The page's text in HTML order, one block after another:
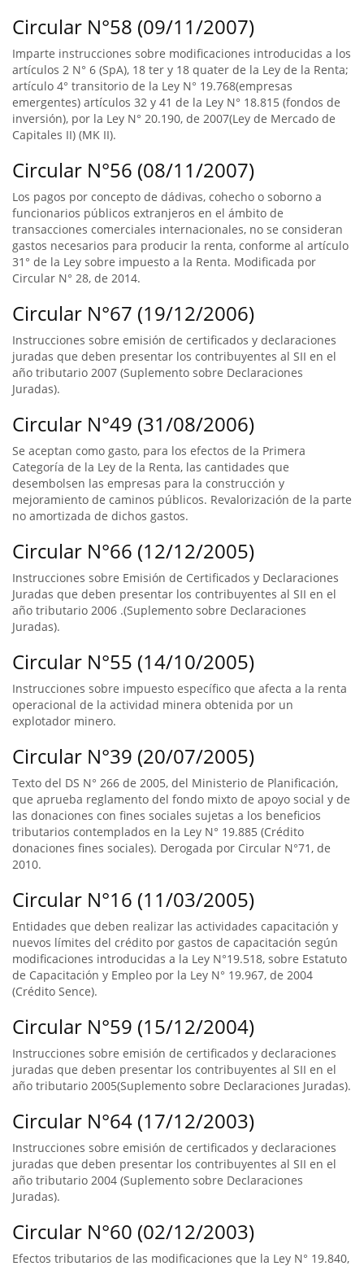
Circular N°58 (09/11/2007)
Imparte instrucciones sobre modificaciones introducidas a los
artículos 2 N° 6 (SpA), 18 ter y 18 quater de la Ley de la Renta;
artículo 4° transitorio de la Ley N° 19.768(empresas
emergentes) artículos 32 y 41 de la Ley N° 18.815 (fondos de
inversión), por la Ley N° 20.190, de 2007(Ley de Mercado de
Capitales II) (MK II).
Circular N°56 (08/11/2007)
Los pagos por concepto de dádivas, cohecho o soborno a
funcionarios públicos extranjeros en el ámbito de
transacciones comerciales internacionales, no se consideran
gastos necesarios para producir la renta, conforme al artículo
31° de la Ley sobre impuesto a la Renta. Modificada por
Circular N° 28, de 2014.
Circular N°67 (19/12/2006)
Instrucciones sobre emisión de certificados y declaraciones
juradas que deben presentar los contribuyentes al SII en el
año tributario 2007 (Suplemento sobre Declaraciones
Juradas).
Circular N°49 (31/08/2006)
Se aceptan como gasto, para los efectos de la Primera
Categoría de la Ley de la Renta, las cantidades que
desembolsen las empresas para la construcción y
mejoramiento de caminos públicos. Revalorización de la parte
no amortizada de dichos gastos.
Circular N°66 (12/12/2005)
Instrucciones sobre Emisión de Certificados y Declaraciones
Juradas que deben presentar los contribuyentes al SII en el
año tributario 2006 .(Suplemento sobre Declaraciones
Juradas).
Circular N°55 (14/10/2005)
Instrucciones sobre impuesto específico que afecta a la renta
operacional de la actividad minera obtenida por un
explotador minero.
Circular N°39 (20/07/2005)
Texto del DS N° 266 de 2005, del Ministerio de Planificación,
que aprueba reglamento del fondo mixto de apoyo social y de
las donaciones con fines sociales sujetas a los beneficios
tributarios contemplados en la Ley N° 19.885 (Crédito
donaciones fines sociales). Derogada por Circular N°71, de
2010.
Circular N°16 (11/03/2005)
Entidades que deben realizar las actividades capacitación y
nuevos límites del crédito por gastos de capacitación según
modificaciones introducidas a la Ley N°19.518, sobre Estatuto
de Capacitación y Empleo por la Ley N° 19.967, de 2004
(Crédito Sence).
Circular N°59 (15/12/2004)
Instrucciones sobre emisión de certificados y declaraciones
juradas que deben presentar los contribuyentes al SII en el
año tributario 2005(Suplemento sobre Declaraciones Juradas).
Circular N°64 (17/12/2003)
Instrucciones sobre emisión de certificados y declaraciones
juradas que deben presentar los contribuyentes al SII en el
año tributario 2004 (Suplemento sobre Declaraciones
Juradas).
Circular N°60 (02/12/2003)
Efectos tributarios de las modificaciones que la Ley N° 19.840,